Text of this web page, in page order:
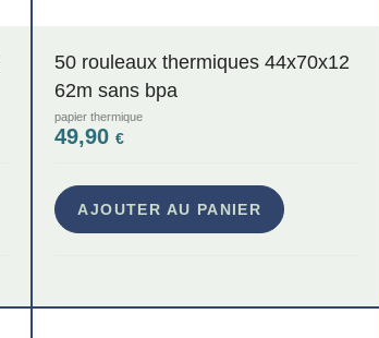
50 rouleaux thermiques 44x70x12
62m sans bpa
papier thermique
49,90€
AJOUTER AU PANIER